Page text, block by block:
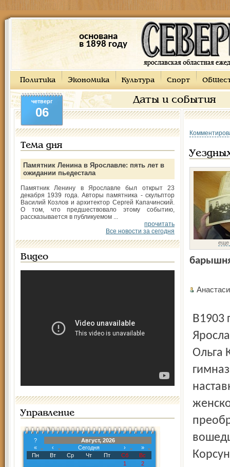
основана
в 1898 году
Политика Экономика Культура Спорт
Даты и события
четверг
06
Тема дня
Памятник Ленина в Ярославле: пять лет в
ожидании пьедестала
Памятник Ленину в Ярославле был открыт 23
декабря 1939 года. Авторы памятника - скульптор
Василий Козлов и архитектор Сергей Капачинский.
О том, что предшествовало этому событию,
рассказывается в публикуемом ...
прочитать
Все новости за сегодня
Видео
Управление
?
Август, 2026
«
‹ Сегодня ›
»
Пн
Вт Ср Чт Пт Сб
Вс
1
2
еще
В1903 году дочь статского советника, преподавателя
Ольга